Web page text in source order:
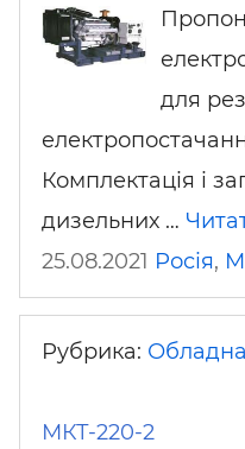
для
Комплектація і
дизельних …
25.08.2021 Росія,
Рубрика:
МКТ-220-2